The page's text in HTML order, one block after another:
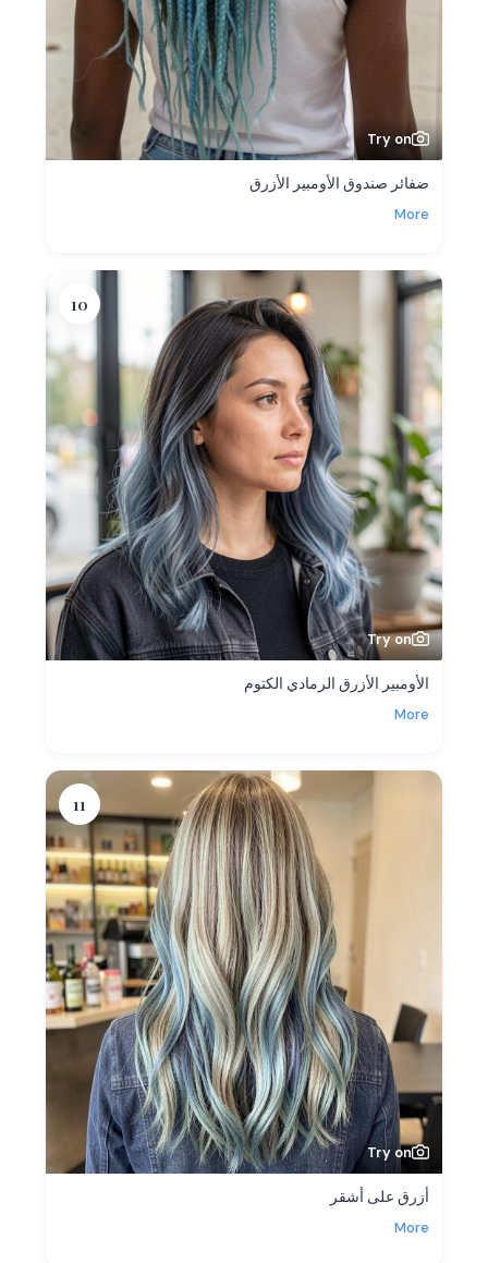
Try on
ضفائر صندوق الأومبير الأزرق
More
10
Try on
الأومبير الأزرق الرمادي الكتوم
More
11
Try on
أزرق على أشقر
More